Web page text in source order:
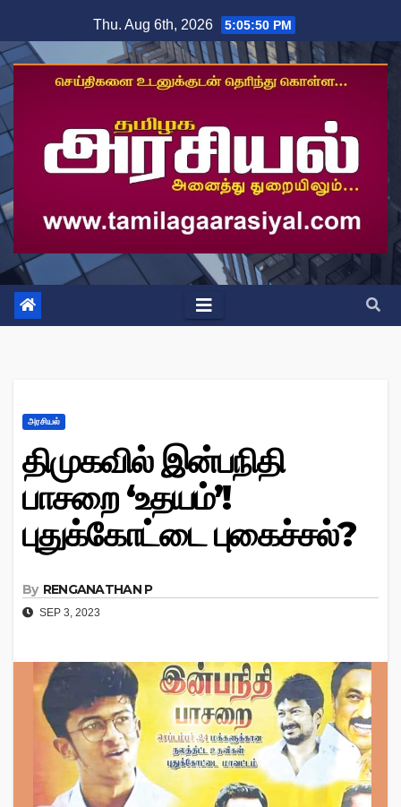
to
content
Thu. Aug 6th, 2026 5:05:51 PM
அரசியல்
திமுகவில் இன்பநிதி
பாசறை ‘உதயம்’!
புதுக்கோட்டை புகைச்சல்?
By RENGANATHAN P
SEP 3, 2023